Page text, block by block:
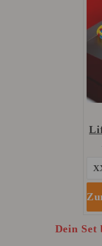
Dein Set